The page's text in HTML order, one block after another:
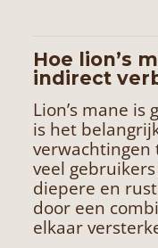
Hoe lion’s
indirect
Lion’s mane is
is het
verwachtingen
veel
diepere en
door een
elkaar